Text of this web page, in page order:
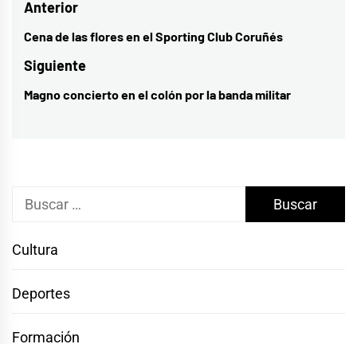
Navegación
de
entradas
Anterior
Entrada
anterior:
Cena de las flores en el Sporting Club Coruñés
Siguiente
Entrada
Magno concierto en el colón por la banda militar
Buscar:
Cultura
Deportes
Formación